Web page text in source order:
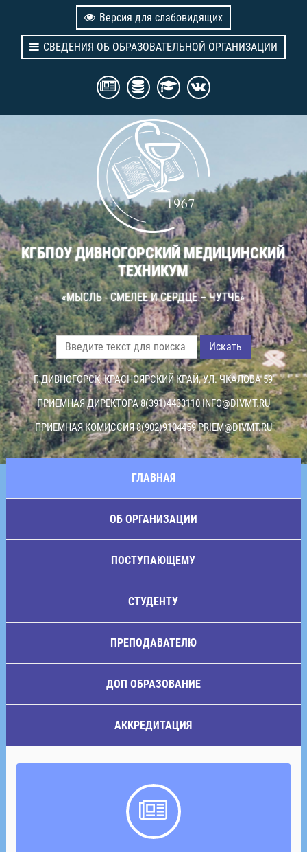
Версия для слабовидящих
СВЕДЕНИЯ ОБ ОБРАЗОВАТЕЛЬНОЙ ОРГАНИЗАЦИИ
КГБПОУ ДИВНОГОРСКИЙ МЕДИЦИНСКИЙ
ТЕХНИКУМ
«МЫСЛЬ - СМЕЛЕЕ И СЕРДЦЕ – ЧУТЧЕ»
Искать
Г. ДИВНОГОРСК, КРАСНОЯРСКИЙ КРАЙ, УЛ. ЧКАЛОВА 59
ПРИЕМНАЯ ДИРЕКТОРА 8(391)4433110INFO@DIVMT.RU
ПРИЕМНАЯ КОМИССИЯ 8(902)9104459PRIEM@DIVMT.RU
ГЛАВНАЯ
ОБ ОРГАНИЗАЦИИ
ПОСТУПАЮЩЕМУ
СТУДЕНТУ
ПРЕПОДАВАТЕЛЮ
ДОП ОБРАЗОВАНИЕ
АККРЕДИТАЦИЯ